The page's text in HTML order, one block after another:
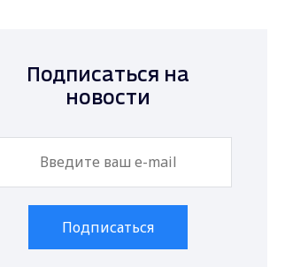
Подписаться на
новости
Подписаться